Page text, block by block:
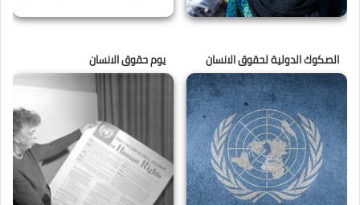
الصكوك الدولية لحقوق الانسان يوم حقوق الانسان